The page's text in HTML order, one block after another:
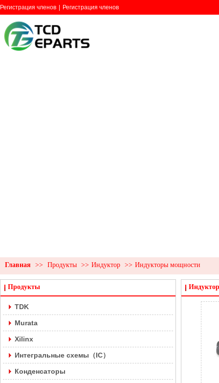
Регистрация членов Регистрация членов
Главная >> Продукты >> Индуктор >> Индукторы мощности
Продукты
TDK
Murata
Xilinx
Интегральные схемы（IC）
Конденсаторы